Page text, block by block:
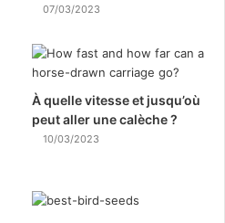
07/03/2023
À quelle vitesse et jusqu’où
peut aller une calèche ?
10/03/2023